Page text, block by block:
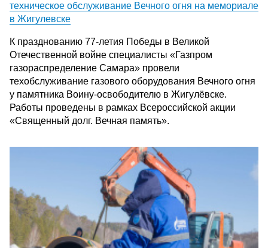
техническое обслуживание Вечного огня на мемориале
в Жигулевске
К празднованию 77-летия Победы в Великой
Отечественной войне специалисты «Газпром
газораспределение Самара» провели
техобслуживание газового оборудования Вечного огня
у памятника Воину-освободителю в Жигулёвске.
Работы проведены в рамках Всероссийской акции
«Священный долг. Вечная память».